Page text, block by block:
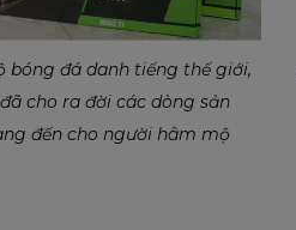
bóng đá danh tiếng thế giới,
cho ra đời các dòng sản
đến cho người hâm mộ